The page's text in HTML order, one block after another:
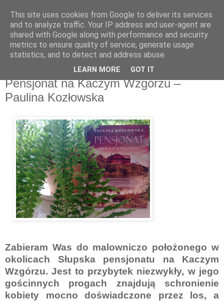
Recenzje na widelcu
Portal kulturalny - książki, recenzje, inspiracje, konkursy.
wtorek, 1 czerwca 2021
Pensjonat na Kaczym Wzgórzu –
Paulina Kozłowska
Zabieram Was do malowniczo położonego w
okolicach Słupska pensjonatu na Kaczym
Wzgórzu. Jest to przybytek niezwykły, w jego
gościnnych progach znajdują schronienie
kobiety mocno doświadczone przez los, a
This site uses cookies from Google to deliver its services
and to analyze traffic. Your IP address and user-agent are
shared with Google along with performance and security
metrics to ensure quality of service, generate usage
statistics, and to detect and address abuse.
LEARN MORE GOT IT